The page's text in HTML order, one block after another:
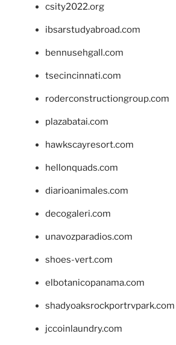
csity2022.org
ibsarstudyabroad.com
bennusehgall.com
tsecincinnati.com
roderconstructiongroup.com
plazabatai.com
hawkscayresort.com
hellonquads.com
diarioanimales.com
decogaleri.com
unavozparadios.com
shoes-vert.com
elbotanicopanama.com
shadyoaksrockportrvpark.com
jccoinlaundry.com